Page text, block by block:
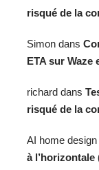
risqué de la
Simon dans
ETA sur Waze
richard dans
risqué de la
AI home design
à l’horizontale